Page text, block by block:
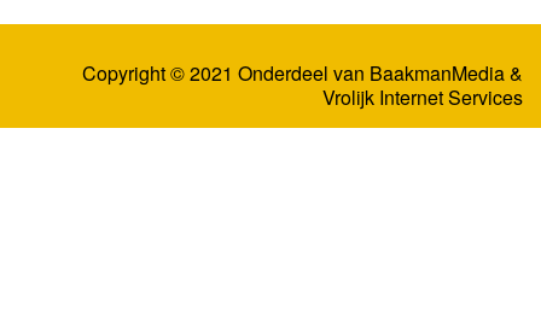
Copyright © 2021 Onderdeel van BaakmanMedia&
Vrolijk Internet Services